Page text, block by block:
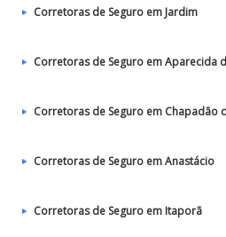
Corretoras de Seguro em Jardim
Corretoras de Seguro em Aparecida
Corretoras de Seguro em Chapadão
Corretoras de Seguro em Anastácio
Corretoras de Seguro em Itaporã